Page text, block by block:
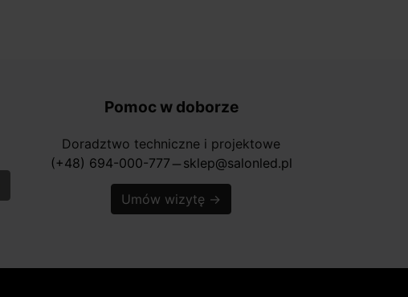
Pomoc w doborze
Doradztwo techniczne i projektowe
(+48) 694-000-777 horizontal_rule sklep@salonled.pl
Umów wizytę →